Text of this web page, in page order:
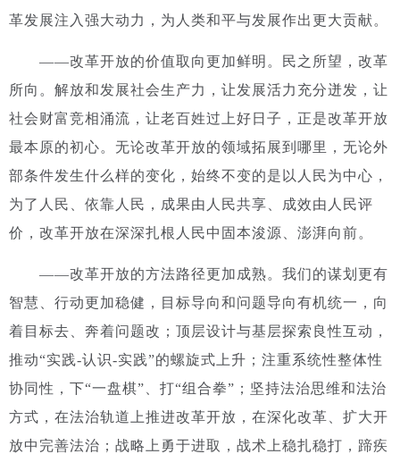
革发展注入强大动力，为人类和平与发展作出更大贡献。
——改革开放的价值取向更加鲜明。民之所望，改革
所向。解放和发展社会生产力，让发展活力充分迸发，让
社会财富竞相涌流，让老百姓过上好日子，正是改革开放
最本原的初心。无论改革开放的领域拓展到哪里，无论外
部条件发生什么样的变化，始终不变的是以人民为中心，
为了人民、依靠人民，成果由人民共享、成效由人民评
价，改革开放在深深扎根人民中固本浚源、澎湃向前。
——改革开放的方法路径更加成熟。我们的谋划更有
智慧、行动更加稳健，目标导向和问题导向有机统一，向
着目标去、奔着问题改；顶层设计与基层探索良性互动，
推动“实践-认识-实践”的螺旋式上升；注重系统性整体性
协同性，下“一盘棋”、打“组合拳”；坚持法治思维和法治
方式，在法治轨道上推进改革开放，在深化改革、扩大开
放中完善法治；战略上勇于进取，战术上稳扎稳打，蹄疾